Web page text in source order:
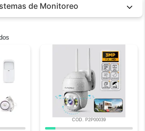
de Monitoreo
COD. P2P00039